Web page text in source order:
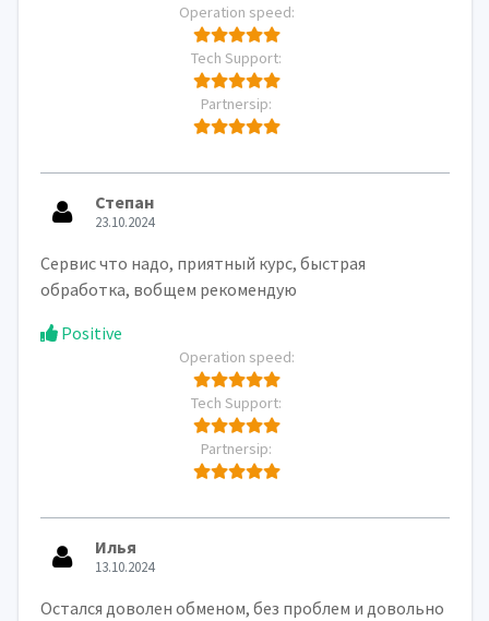
Operation speed:
Tech Support:
Partnersip:
Степан
23.10.2024
Сервис что надо, приятный курс, быстрая
обработка, вобщем рекомендую
Positive
Operation speed:
Tech Support:
Partnersip:
Илья
13.10.2024
Остался доволен обменом, без проблем и довольно